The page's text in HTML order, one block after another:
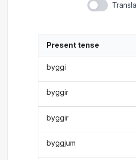
Present tense
byggi
byggir
byggir
byggjum